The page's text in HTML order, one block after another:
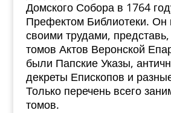
Домского Собора в 1764
Префектом Библиотеки. Он
своими трудами,
томов Актов Веронской
были Папские Указы,
декреты Епископов и
Только перечень всего
томов.